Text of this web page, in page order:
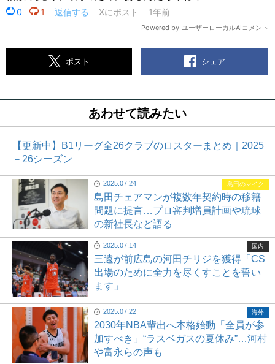
ポスト シェア
あわせて読みたい
【更新中】B1リーグ全26クラブのロスターまとめ｜2025
－26シーズン
2025.07.24
島田チェアマンが複数年契約時の移籍
問題に提言…プロ審判増員計画や琉球
の新社長など語る
島田のマイク
2025.07.14
三遠が前広島の河田チリジを獲得「CS
出場のために全力を尽くすことを誓い
ます」
国内
2025.07.22
2030年NBA輩出へ本格始動「全員が参
加すべき」“ラスベガスの夏休み”…河村
や富永らの声も
海外